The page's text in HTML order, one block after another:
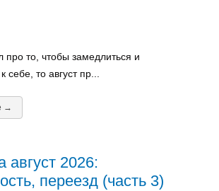
то, чтобы замедлиться и
себе, то август пр...
→
август 2026:
переезд (часть 3)